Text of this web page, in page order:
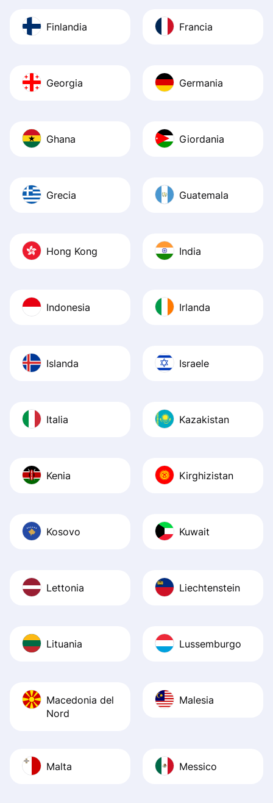
Finlandia Francia
Georgia Germania
Ghana Giordania
Grecia Guatemala
Hong Kong India
Indonesia Irlanda
Islanda Israele
Italia Kazakistan
Kenia Kirghizistan
Kosovo Kuwait
Lettonia Liechtenstein
Lituania Lussemburgo
Macedonia del
Nord
Malesia
Malta Messico